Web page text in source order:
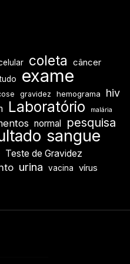
coleta câncer
exame
gravidez hemograma
hiv
Laboratório malária
normal pesquisa
sangue
Teste de Gravidez
urina vacina vírus